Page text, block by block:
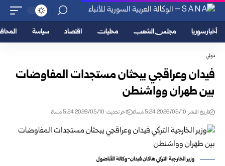
أخبار سوريا مجلس الشعب محليات اقتصاد سياسة
دولي
فيدان وعراقجي يبحثان مستجدات المفاوضات
بين طهران وواشنطن
تاريخ النشر: 2026/05/10 5:24 مساءً اخر تحديث: 2026/05/10 5:24 مساءً
وزير الخارجية التركي هاكان فيدان-وكالة الأناضول